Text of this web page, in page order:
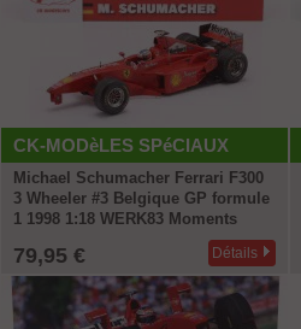
CK-MODèLES SPéCIAUX
Michael Schumacher Ferrari F300
3 Wheeler #3 Belgique GP formule
1 1998 1:18 WERK83 Moments
79,95 € Détails